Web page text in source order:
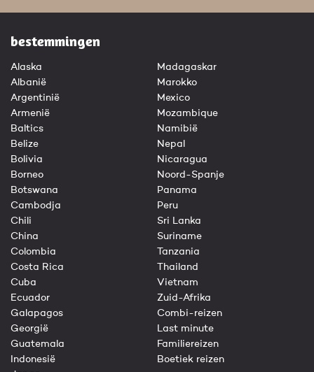
bestemmingen
Alaska
Albanië
Argentinië
Armenië
Baltics
Belize
Bolivia
Borneo
Botswana
Cambodja
Chili
China
Colombia
Costa Rica
Cuba
Ecuador
Galapagos
Georgië
Guatemala
Indonesië
Madagaskar
Marokko
Mexico
Mozambique
Namibië
Nepal
Nicaragua
Noord-Spanje
Panama
Peru
Sri Lanka
Suriname
Tanzania
Thailand
Vietnam
Zuid-Afrika
Combi-reizen
Last minute
Familiereizen
Boetiek reizen